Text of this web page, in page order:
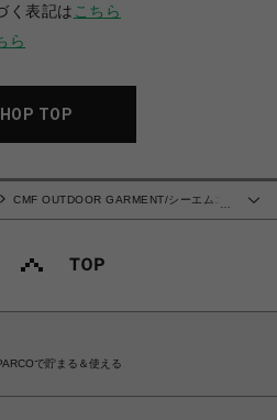
く表記は こちら
ら
TOP
CMF OUTDOOR GARMENT/シーエムエ
で貯まる＆使える